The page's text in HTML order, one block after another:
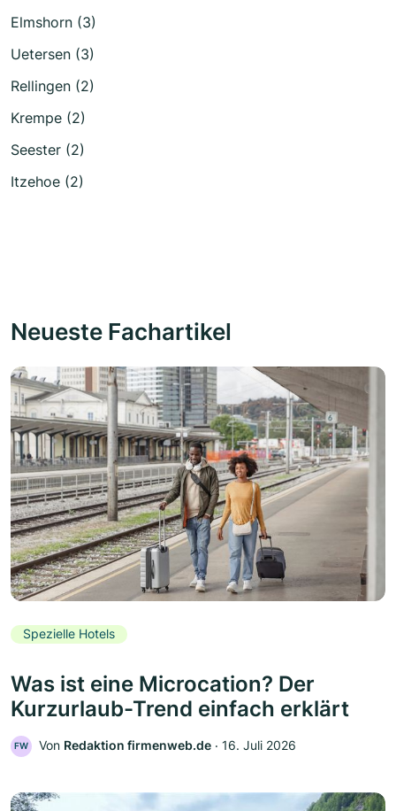
Elmshorn (3)
Uetersen (3)
Rellingen (2)
Krempe (2)
Seester (2)
Itzehoe (2)
Neueste Fachartikel
Spezielle Hotels
Was ist eine Microcation? Der
Kurzurlaub-Trend einfach erklärt
FW Von Redaktion firmenweb.de ‧ 16. Juli 2026